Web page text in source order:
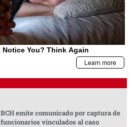
BCH emite comunicado por captura de
funcionarios vinculados al caso